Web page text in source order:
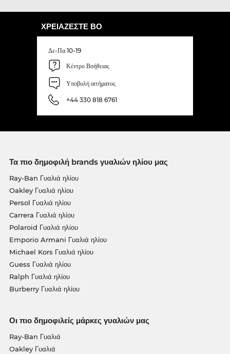
ΧΡΕΙΆΖΕΣΤΕ ΒΟ
Δε-Πα 10-19
Κέντρο Βοήθειας
Υποβολή αιτήματος
+44 330 818 6761
Τα πιο δημοφιλή brands γυαλιών ηλίου μας
Ray-Ban Γυαλιά ηλίου
Oakley Γυαλιά ηλίου
Persol Γυαλιά ηλίου
Carrera Γυαλιά ηλίου
Polaroid Γυαλιά ηλίου
Emporio Armani Γυαλιά ηλίου
Michael Kors Γυαλιά ηλίου
Guess Γυαλιά ηλίου
Ralph Γυαλιά ηλίου
Burberry Γυαλιά ηλίου
Οι πιο δημοφιλείς μάρκες γυαλιών μας
Ray-Ban Γυαλιά
Oakley Γυαλιά